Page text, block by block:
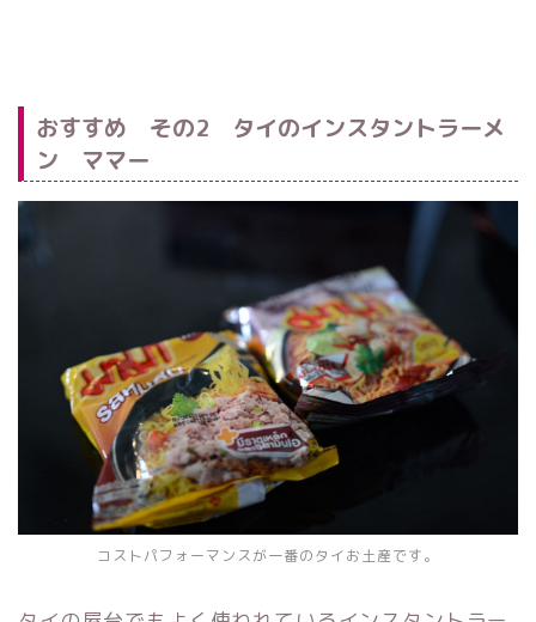
おすすめ その2 タイのインスタントラーメ
ン ママー
コストパフォーマンスが一番のタイお土産です。